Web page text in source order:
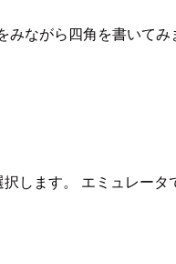
ながら四角を書いてみ
します。 エミュレータ